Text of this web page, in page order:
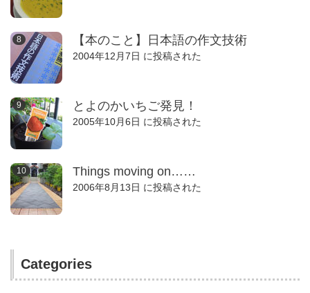
【本のこと】日本語の作文技術
2004年12月7日 に投稿された
とよのかいちご発見！
2005年10月6日 に投稿された
Things moving on……
2006年8月13日 に投稿された
Categories